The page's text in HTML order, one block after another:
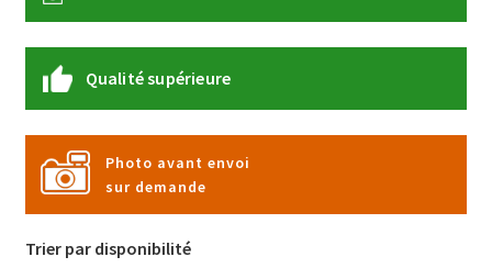
Qualité supérieure
Photo avant envoi
sur demande
Trier par disponibilité